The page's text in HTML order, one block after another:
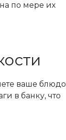
по мере их
ваше блюдо
в банку, что